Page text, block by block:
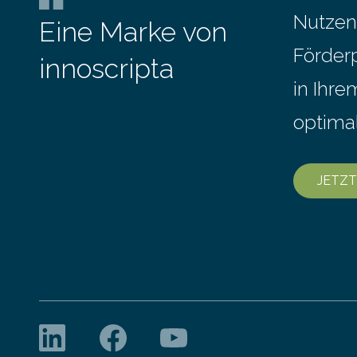
Auftrag kann das Umrüsten…
Messe
Eine Marke von
innoscripta
in